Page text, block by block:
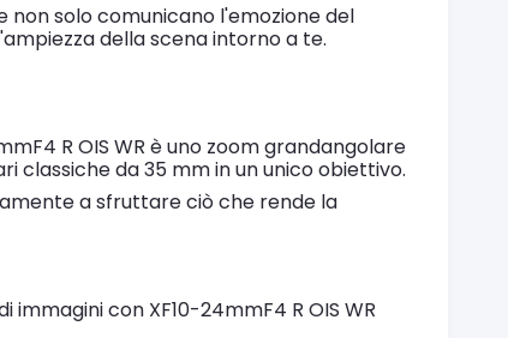
non solo comunicano l'emozione del
della scena intorno a te.
R OIS WR è uno zoom grandangolare
classiche da 35 mm in un unico obiettivo.
a sfruttare ciò che rende la
con XF10-24mmF4 R OIS WR